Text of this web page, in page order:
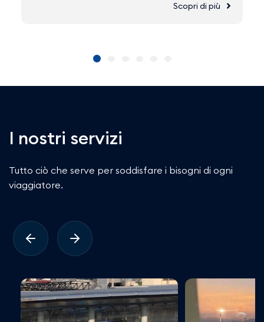
Scopri di più
I nostri servizi
Tutto ciò che serve per soddisfare i bisogni di ogni
viaggiatore.